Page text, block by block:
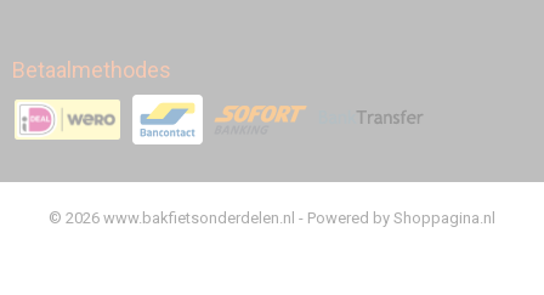
Betaalmethodes
© 2026 www.bakfietsonderdelen.nl - Powered by Shoppagina.nl